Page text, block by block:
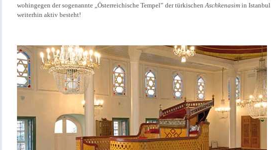
wohingegen der sogenannte „Österreichische Tempel” der türkischen Aschkenasim in Istanbul
weiterhin aktiv besteht!